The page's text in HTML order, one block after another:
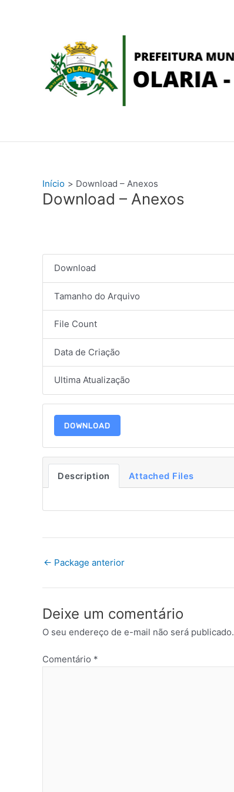
Início Download – Anexos
Download – Anexos
Download
Tamanho do Arquivo
File Count
Data de Criação
Ultima Atualização
DOWNLOAD
Description Attached Files
← Package anterior
Deixe um comentário
O seu endereço de e-mail não será publicado.
Comentário *